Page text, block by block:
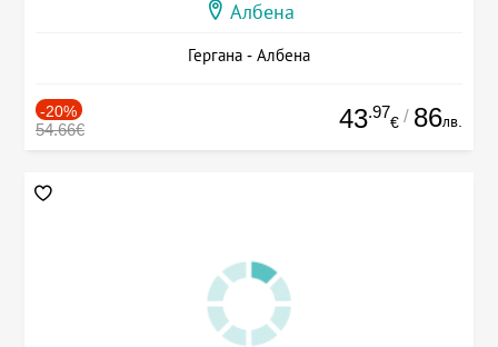
Албена
Гергана - Албена
-20%
54.66€ 43.97
€ / 86лв.